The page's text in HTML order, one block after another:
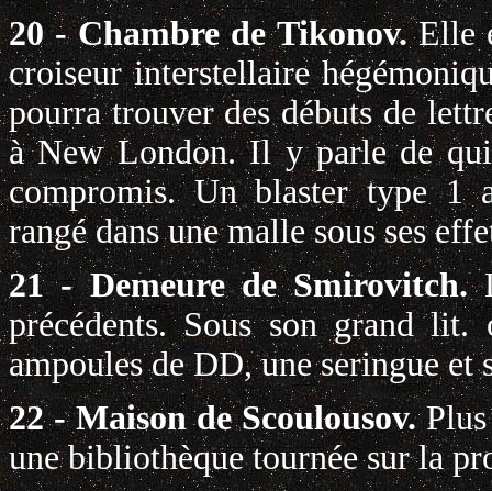
20 - Chambre de Tikonov.Elle
croiseur interstellaire
pourra trouver des débuts de
à New London. Il y parle de
compromis. Un blaster type 1
rangé dans une malle sous ses
21 - Demeure de Smirovitch.
précédents. Sous son grand
ampoules de DD, une seringue et
22 - Maison de Scoulousov.
une bibliothèque tournée sur la